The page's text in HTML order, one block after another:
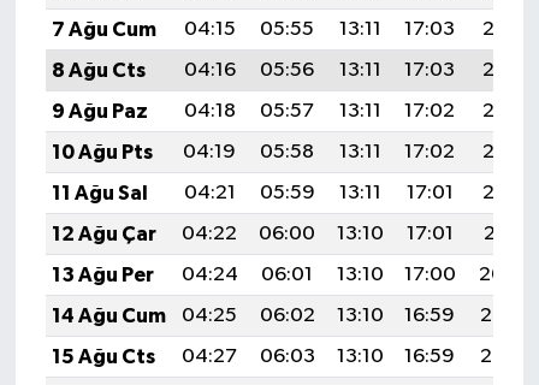
7 Ağu Cum
04:15 05:55 13:11 17:03
20:17
8 Ağu Cts
04:16 05:56 13:11 17:03
20:16
9 Ağu Paz
04:18 05:57 13:11 17:02
20:15
10 Ağu Pts
04:19 05:58 13:11 17:02
20:13
11 Ağu Sal
04:21 05:59 13:11 17:01
20:12
12 Ağu Çar
04:22 06:00 13:10 17:01
20:11
13 Ağu Per
04:24 06:01 13:10 17:00
20:09
14 Ağu Cum
04:25 06:02 13:10 16:59
20:08
15 Ağu Cts
04:27 06:03 13:10 16:59
20:07